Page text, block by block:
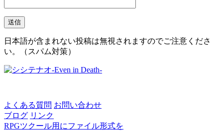
日本語が含まれない投稿は無視されますのでご注意くださ
い。（スパム対策）
よくある質問 お問い合わせ
ブログ リンク
RPGツクール用にファイル形式を